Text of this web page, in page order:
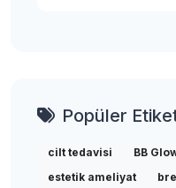
Popüler
cilt tedavisi BB
estetik ameliyat